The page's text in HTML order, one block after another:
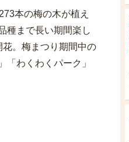
本の梅の木が植え
種まで長い期間楽し
。梅まつり期間中の
わくわくパーク」